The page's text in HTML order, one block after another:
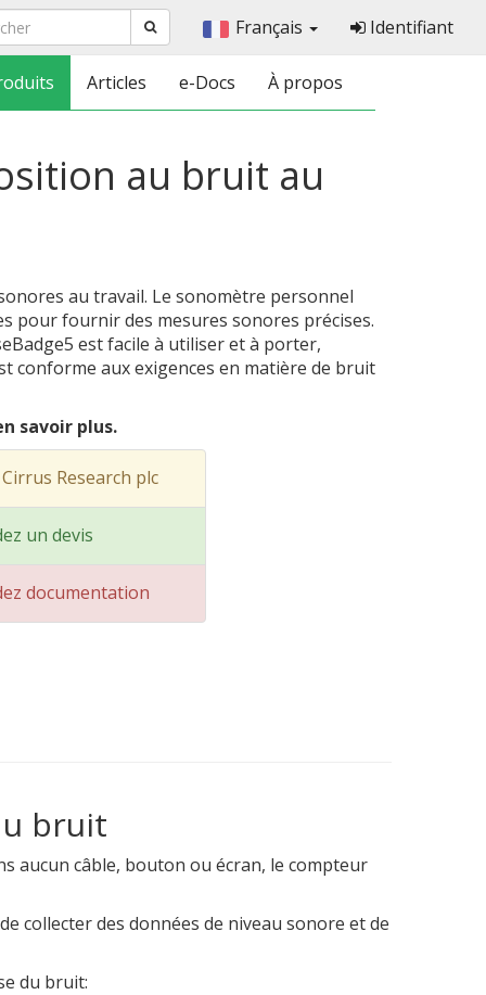
Français Identifiant
Articles e-Docs À propos
au bruit au
au travail. Le sonomètre personnel
pour fournir des mesures sonores précises.
est facile à utiliser et à porter,
conforme aux exigences en matière de bruit
savoir plus.
Research plc
un devis
documentation
bruit
aucun câble, bouton ou écran, le compteur
collecter des données de niveau sonore et de
du bruit: